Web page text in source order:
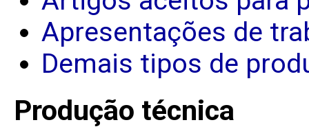
Apresentações de
Demais tipos de
Produção técnica